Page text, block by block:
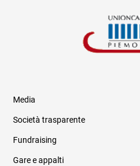
Informazioni legali
Media
Società trasparente
Fundraising
Gare e appalti